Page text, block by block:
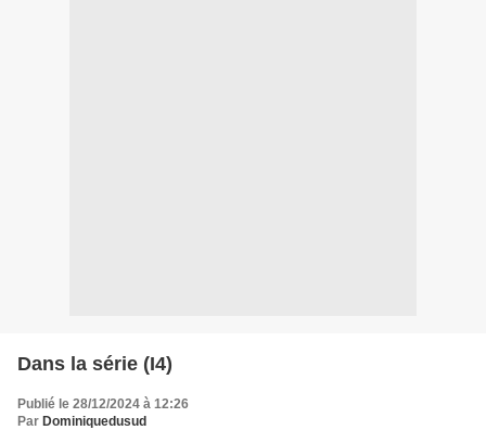
Dans la série (I4)
Publié le 28/12/2024 à 12:26
Par Dominiquedusud